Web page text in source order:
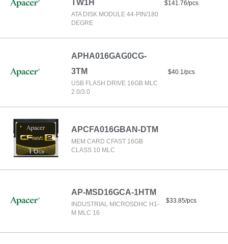
TW1H
ATA DISK MODULE 44-PIN/180
DEGRE
$141.76/pcs
APHA016GAG0CG-
3TM
USB FLASH DRIVE 16GB MLC
2.0/3.0
$40.1/pcs
APCFA016GBAN-DTM
MEM CARD CFAST 16GB
CLASS 10 MLC
AP-MSD16GCA-1HTM
INDUSTRIAL MICROSDHC H1-
M MLC 16
$33.85/pcs